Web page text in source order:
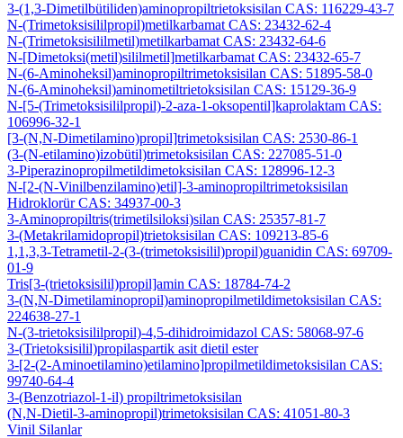
3-(1,3-Dimetilbütiliden)aminopropiltrietoksisilan CAS: 116229-43-7
N-(Trimetoksisililpropil)metilkarbamat CAS: 23432-62-4
N-(Trimetoksisililmetil)metilkarbamat CAS: 23432-64-6
N-[Dimetoksi(metil)sililmetil]metilkarbamat CAS: 23432-65-7
N-(6-Aminoheksil)aminopropiltrimetoksisilan CAS: 51895-58-0
N-(6-Aminoheksil)aminometiltrietoksisilan CAS: 15129-36-9
N-[5-(Trimetoksisililpropil)-2-aza-1-oksopentil]kaprolaktam CAS:
106996-32-1
[3-(N,N-Dimetilamino)propil]trimetoksisilan CAS: 2530-86-1
(3-(N-etilamino)izobütil)trimetoksisilan CAS: 227085-51-0
3-Piperazinopropilmetildimetoksisilan CAS: 128996-12-3
N-[2-(N-Vinilbenzilamino)etil]-3-aminopropiltrimetoksisilan
Hidroklorür CAS: 34937-00-3
3-Aminopropiltris(trimetilsiloksi)silan CAS: 25357-81-7
3-(Metakrilamidopropil)trietoksisilan CAS: 109213-85-6
1,1,3,3-Tetrametil-2-(3-(trimetoksisilil)propil)guanidin CAS: 69709-
01-9
Tris[3-(trietoksisilil)propil]amin CAS: 18784-74-2
3-(N,N-Dimetilaminopropil)aminopropilmetildimetoksisilan CAS:
224638-27-1
N-(3-trietoksisililpropil)-4,5-dihidroimidazol CAS: 58068-97-6
3-(Trietoksisilil)propilaspartik asit dietil ester
3-[2-(2-Aminoetilamino)etilamino]propilmetildimetoksisilan CAS:
99740-64-4
3-(Benzotriazol-1-il) propiltrimetoksisilan
(N,N-Dietil-3-aminopropil)trimetoksisilan CAS: 41051-80-3
Vinil Silanlar